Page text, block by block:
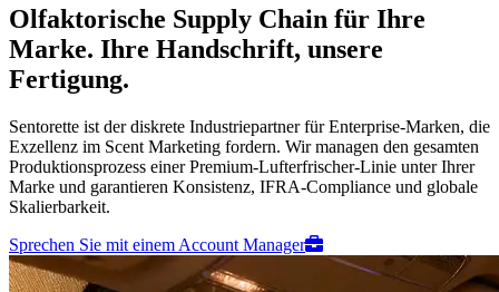
Olfaktorische Supply Chain für Ihre
Marke. Ihre Handschrift, unsere
Fertigung.
Sentorette ist der diskrete Industriepartner für Enterprise-Marken, die
Exzellenz im Scent Marketing fordern. Wir managen den gesamten
Produktionsprozess einer Premium-Lufterfrischer-Linie unter Ihrer
Marke und garantieren Konsistenz, IFRA-Compliance und globale
Skalierbarkeit.
Sprechen Sie mit einem Account Manager